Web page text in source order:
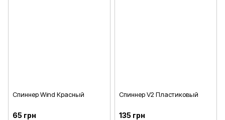
Спиннер Wind Красный
65 грн
Спиннер V2 Пластиковый
135 грн